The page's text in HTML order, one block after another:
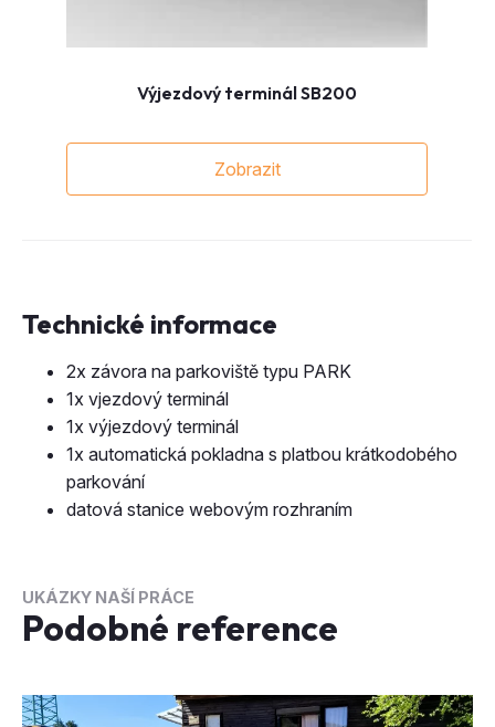
Výjezdový terminál SB200
Zobrazit
Technické informace
2x závora na parkoviště typu PARK
1x vjezdový terminál
1x výjezdový terminál
1x automatická pokladna s platbou krátkodobého
parkování
datová stanice webovým rozhraním
UKÁZKY NAŠÍ PRÁCE
Podobné reference